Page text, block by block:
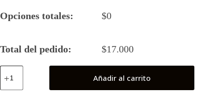
Opciones totales: $0
Total del pedido: $17.000
Capa
de
Añadir al carrito